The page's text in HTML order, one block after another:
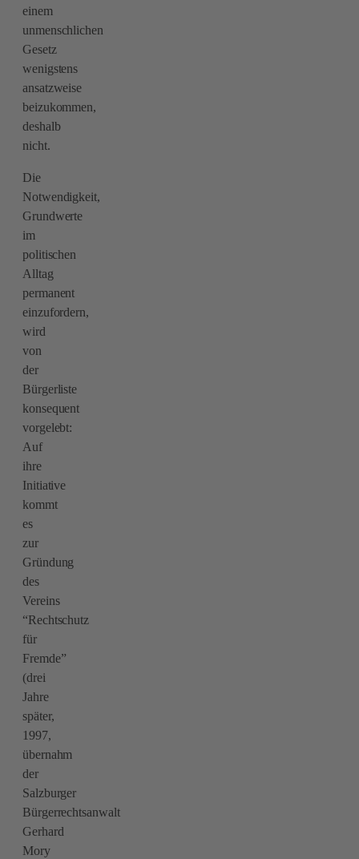
einem
unmenschlichen
Gesetz
wenigstens
ansatzweise
beizukommen,
deshalb
nicht.
Die
Notwendigkeit,
Grundwerte
im
politischen
Alltag
permanent
einzufordern,
wird
von
der
Bürgerliste
konsequent
vorgelebt:
Auf
ihre
Initiative
kommt
es
zur
Gründung
des
Vereins
“Rechtschutz
für
Fremde”
(drei
Jahre
später,
1997,
übernahm
der
Salzburger
Bürgerrechtsanwalt
Gerhard
Mory